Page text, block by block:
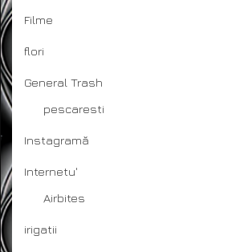
Filme
flori
General Trash
pescaresti
Instagramă
Internetu'
Airbites
irigatii